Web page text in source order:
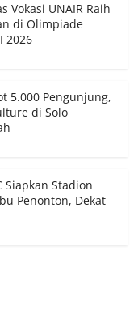
Vokasi UNAIR Raih
di Olimpiade
2026
5.000 Pengunjung,
di Solo
Siapkan Stadion
Penonton, Dekat